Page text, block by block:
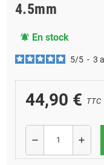
4.5mm
notifications_active En stock
5/5 - 3
44,90 € TTC
remove add